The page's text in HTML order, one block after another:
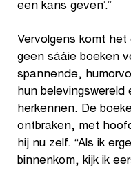
een kans geven’.”
Vervolgens komt
geen sááie boeken
spannende,
hun
herkennen. De
ontbraken, met
hij nu zelf. “Als ik
binnenkom, kijk ik